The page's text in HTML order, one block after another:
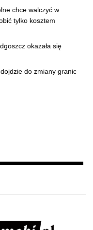
chce walczyć w
tylko kosztem
okazała się
do zmiany granic